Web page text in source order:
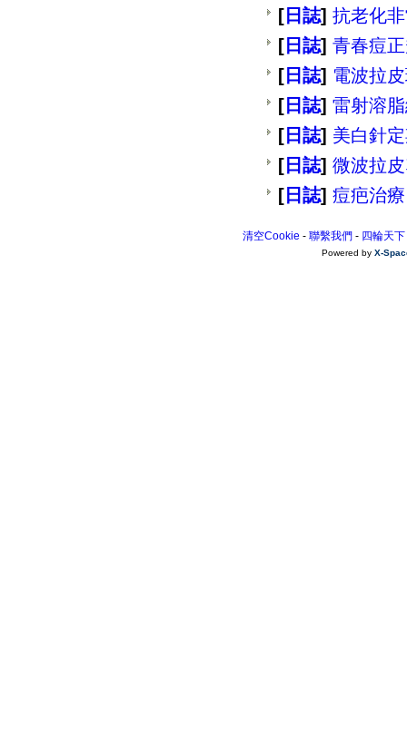
[日誌] 抗老化
[日誌] 青春痘
[日誌] 電波拉
[日誌] 雷射溶
[日誌] 美白針
[日誌] 微波拉
[日誌] 痘疤治
清空Cookie - 聯繫我們 - 四輪天下
Powered by X-